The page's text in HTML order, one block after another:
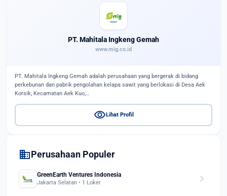
PT. Mahitala Ingkeng Gemah
www.mig.co.id
PT. Mahitala Ingkeng Gemah adalah perusahaan yang bergerak di bidang
perkebunan dan pabrik pengolahan kelapa sawit yang berlokasi di Desa Aek
Korsik, Kecamatan Aek Kuo,…
visibility Lihat Profil
domainPerusahaan Populer
GreenEarth Ventures Indonesia
Jakarta Selatan • 1 Loker chevron_right